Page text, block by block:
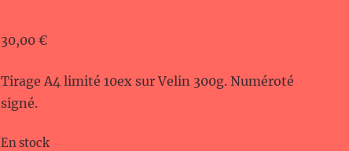
30,00€
Tirage A4 limité 10ex sur Velin 300g. Numéroté
signé.
En stock